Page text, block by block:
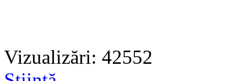
Vizualizări: 42552